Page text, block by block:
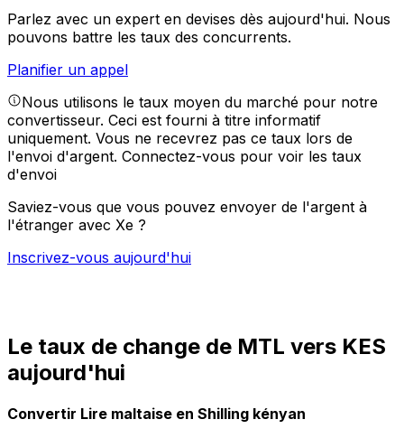
Parlez avec un expert en devises dès aujourd'hui. Nous
pouvons battre les taux des concurrents.
Planifier un appel
Nous utilisons le taux moyen du marché pour notre
convertisseur. Ceci est fourni à titre informatif
uniquement. Vous ne recevrez pas ce taux lors de
l'envoi d'argent. Connectez-vous pour voir les taux
d'envoi
Saviez-vous que vous pouvez envoyer de l'argent à
l'étranger avec Xe ?
Inscrivez-vous aujourd'hui
Le taux de change de MTL vers KES
aujourd'hui
Convertir Lire maltaise en Shilling kényan